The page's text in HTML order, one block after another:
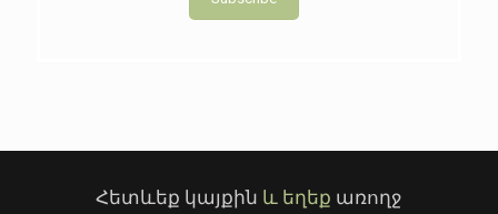
Հետևեք կայքին և եղեք առողջ